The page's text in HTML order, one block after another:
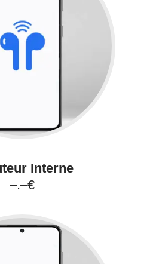
Interne
–.–€